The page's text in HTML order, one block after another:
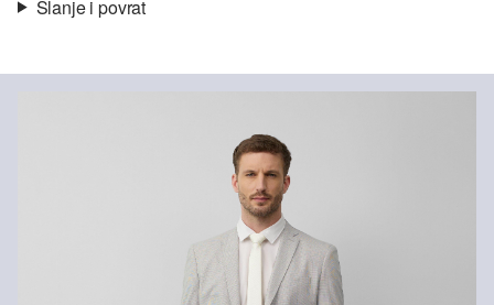
Podstava: Potpuna podstava
mješavina viskoze, mješavina poliestera
Nije prikladno za izbjeljivanje sredstvom na bazi klora
Slanje i povrat
Vaša će narudžba biti poslana u roku od 4-8 radna dana putem
Hrvatska pošta-a. Standardna dostava košta 4,95 €.
Svoje artikle nam možete besplatno vratiti u roku od 14 dana.